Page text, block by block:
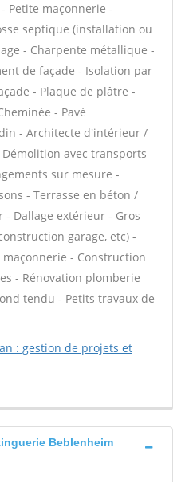
Petite maçonnerie -
septique (installation ou
- Charpente métallique -
de façade - Isolation par
- Plaque de plâtre -
- Pavé
- Architecte d'intérieur /
avec transports
sur mesure -
- Terrasse en béton /
- Dallage extérieur - Gros
garage, etc) -
- Construction
- Rénovation plomberie
tendu - Petits travaux de
: gestion de projets et
Beblenheim